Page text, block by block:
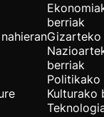
berriak
berriak
Politikako
Kulturako